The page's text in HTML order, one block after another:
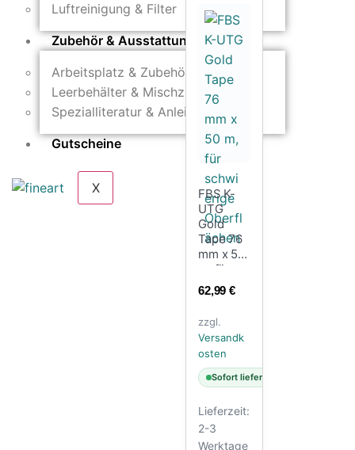
Luftreinigung & Filter
Zubehör & Ausstattung
Arbeitsplatz & Zubehör
Leerbehälter & Mischzubehör
Spezialliteratur & Anleitungen
Gutscheine
X
FBS K-
UTG
Gold
Tape 76
mm x 50
m, für
schwieri
ge
hen
62,99€
zzgl.
Versandk
osten
Sofort lieferbar
Lieferzeit:
2-3
Werktage